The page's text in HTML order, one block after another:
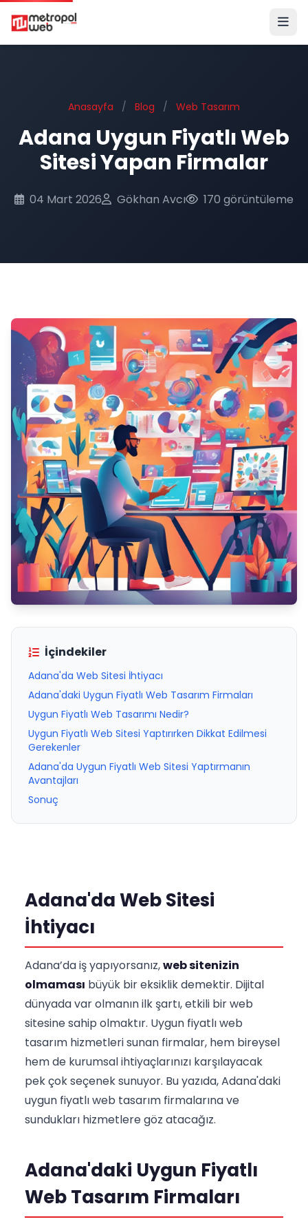
Ana içeriğe geç
Anasayfa / Blog / Web Tasarım
Adana Uygun Fiyatlı Web
Sitesi Yapan Firmalar
04 Mart 2026 Gökhan Avcı 170 görüntüleme
İçindekiler
Adana'da Web Sitesi İhtiyacı
Adana'daki Uygun Fiyatlı Web Tasarım Firmaları
Uygun Fiyatlı Web Tasarımı Nedir?
Uygun Fiyatlı Web Sitesi Yaptırırken Dikkat Edilmesi
Gerekenler
Adana'da Uygun Fiyatlı Web Sitesi Yaptırmanın
Avantajları
Sonuç
Adana'da Web Sitesi
İhtiyacı
Adana’da iş yapıyorsanız,web sitenizin
olmaması büyük bir eksiklik demektir. Dijital
dünyada var olmanın ilk şartı, etkili bir web
sitesine sahip olmaktır. Uygun fiyatlı web
tasarım hizmetleri sunan firmalar, hem bireysel
hem de kurumsal ihtiyaçlarınızı karşılayacak
pek çok seçenek sunuyor. Bu yazıda, Adana'daki
uygun fiyatlı web tasarım firmalarına ve
sundukları hizmetlere göz atacağız.
Adana'daki Uygun Fiyatlı
Web Tasarım Firmaları